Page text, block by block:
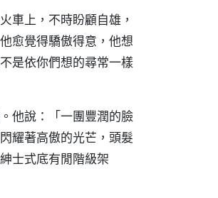
車上，不時盼顧自雄，
愈覺得驕傲得意，他想
是依你們想的尋常一樣
他說：「一團豐潤的臉
耀著高傲的光芒，頭髮
士式底有閒階級架